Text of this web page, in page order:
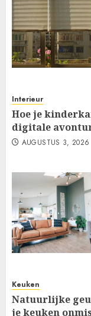
Interieur
Hoe je
digitale
AUGUSTUS 3, 2026
Keuken
Natuurlijke
je keuken